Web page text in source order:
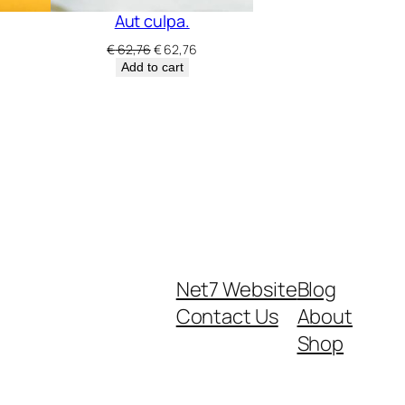
Aut culpa.
€62,76Original
price
€62,76Current
Add to cart
Net7 Website
Contact Us
Blog
About
Shop